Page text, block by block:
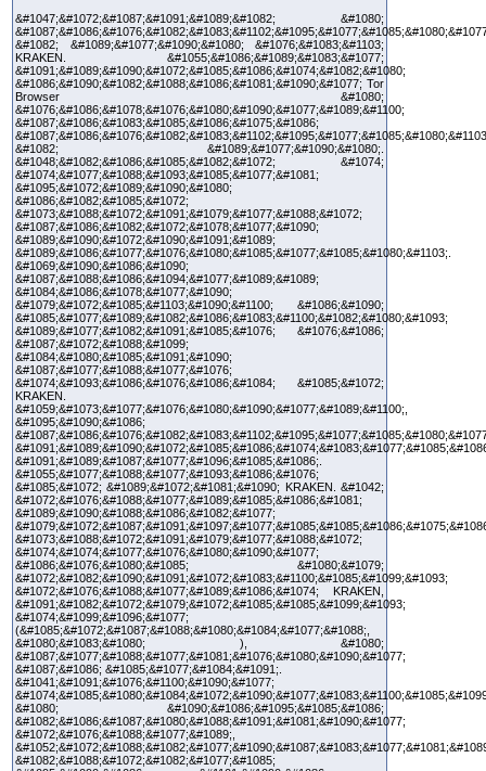
&#1047;&#1072;&#1087;&#1091;&#1089;&#1082; &#1080;
&#1082; &#1089;&#1077;&#1090;&#1080; &#1076;&#1083;&#1103;
KRAKEN. &#1055;&#1086;&#1089;&#1083;&#1077;
&#1091;&#1089;&#1090;&#1072;&#1085;&#1086;&#1074;&#1082;&#1080;
&#1086;&#1090;&#1082;&#1088;&#1086;&#1081;&#1090;&#1077; Tor
Browser &#1080;
&#1076;&#1086;&#1078;&#1076;&#1080;&#1090;&#1077;&#1089;&#1100;
&#1087;&#1086;&#1083;&#1085;&#1086;&#1075;&#1086;
&#1082; &#1089;&#1077;&#1090;&#1080;.
&#1048;&#1082;&#1086;&#1085;&#1082;&#1072; &#1074;
&#1074;&#1077;&#1088;&#1093;&#1085;&#1077;&#1081;
&#1095;&#1072;&#1089;&#1090;&#1080;
&#1086;&#1082;&#1085;&#1072;
&#1073;&#1088;&#1072;&#1091;&#1079;&#1077;&#1088;&#1072;
&#1087;&#1086;&#1082;&#1072;&#1078;&#1077;&#1090;
&#1089;&#1090;&#1072;&#1090;&#1091;&#1089;
&#1089;&#1086;&#1077;&#1076;&#1080;&#1085;&#1077;&#1085;&#1080;&#1103;.
&#1069;&#1090;&#1086;&#1090;
&#1087;&#1088;&#1086;&#1094;&#1077;&#1089;&#1089;
&#1084;&#1086;&#1078;&#1077;&#1090;
&#1079;&#1072;&#1085;&#1103;&#1090;&#1100; &#1086;&#1090;
&#1085;&#1077;&#1089;&#1082;&#1086;&#1083;&#1100;&#1082;&#1080;&#1093;
&#1089;&#1077;&#1082;&#1091;&#1085;&#1076; &#1076;&#1086;
&#1087;&#1072;&#1088;&#1099;
&#1084;&#1080;&#1085;&#1091;&#1090;
&#1087;&#1077;&#1088;&#1077;&#1076;
&#1074;&#1093;&#1086;&#1076;&#1086;&#1084; &#1085;&#1072;
KRAKEN.
&#1059;&#1073;&#1077;&#1076;&#1080;&#1090;&#1077;&#1089;&#1100;,
&#1095;&#1090;&#1086;
&#1091;&#1089;&#1087;&#1077;&#1096;&#1085;&#1086;.
&#1055;&#1077;&#1088;&#1077;&#1093;&#1086;&#1076;
&#1085;&#1072; &#1089;&#1072;&#1081;&#1090; KRAKEN. &#1042;
&#1072;&#1076;&#1088;&#1077;&#1089;&#1085;&#1086;&#1081;
&#1089;&#1090;&#1088;&#1086;&#1082;&#1077;
&#1073;&#1088;&#1072;&#1091;&#1079;&#1077;&#1088;&#1072;
&#1074;&#1074;&#1077;&#1076;&#1080;&#1090;&#1077;
&#1086;&#1076;&#1080;&#1085; &#1080;&#1079;
&#1072;&#1082;&#1090;&#1091;&#1072;&#1083;&#1100;&#1085;&#1099;&#1093;
&#1072;&#1076;&#1088;&#1077;&#1089;&#1086;&#1074; KRAKEN,
&#1091;&#1082;&#1072;&#1079;&#1072;&#1085;&#1085;&#1099;&#1093;
&#1074;&#1099;&#1096;&#1077;
(&#1085;&#1072;&#1087;&#1088;&#1080;&#1084;&#1077;&#1088;,
&#1080;&#1083;&#1080; ), &#1080;
&#1087;&#1077;&#1088;&#1077;&#1081;&#1076;&#1080;&#1090;&#1077;
&#1087;&#1086; &#1085;&#1077;&#1084;&#1091;.
&#1041;&#1091;&#1076;&#1100;&#1090;&#1077;
&#1080; &#1090;&#1086;&#1095;&#1085;&#1086;
&#1082;&#1086;&#1087;&#1080;&#1088;&#1091;&#1081;&#1090;&#1077;
&#1072;&#1076;&#1088;&#1077;&#1089;,
&#1082;&#1088;&#1072;&#1082;&#1077;&#1085;